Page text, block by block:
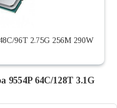
96T 2.75G 256M 290W
9554P 64C/128T 3.1G